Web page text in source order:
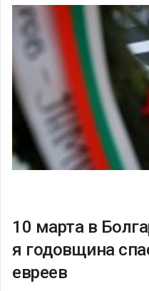
10 марта в
я годовщина
евреев